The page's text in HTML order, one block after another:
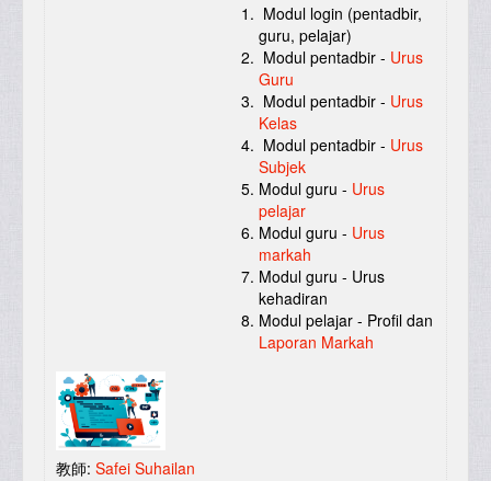
Modul login (pentadbir,
guru, pelajar)
Modul pentadbir - Urus
Guru
Modul pentadbir - Urus
Kelas
Modul pentadbir - Urus
Subjek
Modul guru - Urus
pelajar
Modul guru - Urus
markah
Modul guru - Urus
kehadiran
Modul pelajar - Profil dan
Laporan Markah
教師: Safei Suhailan